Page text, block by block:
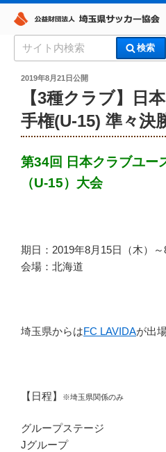
索:
検索
埼玉県サッカー協会
投
2019年8月21日公開
【3種クラブ】日
手権(U-15) 準々決
第34回 日本クラブユー
（U-15）大会
期日：2019年8月15日（木）～
会場：北海道
埼玉県からはFC LAVIDAが出
【日程】 ※埼玉県関係のみ
グループステージ
Jグループ